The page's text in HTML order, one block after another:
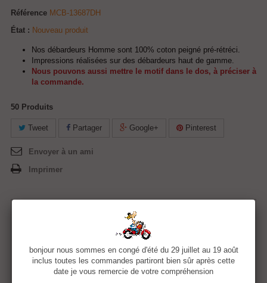
Référence MCB-13687DH
État : Nouveau produit
Nos débardeurs Homme sont 100% coton peigné pré-rétréci.
Impressions réalisées sur des débardeurs haut de gamme.
Nous pouvons aussi mettre le motif dans le dos, à préciser à
la commande.
50 Produits
Tweet Partager Google+ Pinterest
Envoyer à un ami
Imprimer
Quantité
bonjour nous sommes en congé d'été du 29 juillet au 19 août
inclus toutes les commandes partiront bien sûr après cette
date je vous remercie de votre compréhension